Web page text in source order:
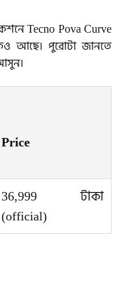
Tecno Pova Curve
আছে। পুরোটা জানতে
Price
36,999 টাকা
(official)